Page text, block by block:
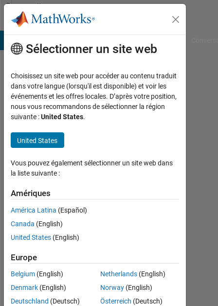
Passer au contenu
Community
Profile
Rachele
Franceschini
Last
presque
3 ans il
|
depuis
2020
Followers:
0
Follow
Sélectionner un site web
Choisissez un site web pour accéder au contenu traduit
dans votre langue (lorsqu'il est disponible) et voir les
événements et les offres locales. D’après votre position,
nous vous recommandons de sélectionner la région
suivante :United States.
United States
Vous pouvez également sélectionner un site web dans
la liste suivante :
Amériques
América Latina (Español)
Canada (English)
United States (English)
Europe
Belgium (English)
Denmark (English)
Deutschland (Deutsch)
Netherlands(English)
Norway(English)
Österreich (Deutsch)